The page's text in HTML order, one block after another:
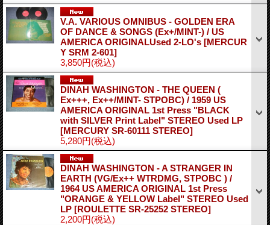
V.A. VARIOUS OMNIBUS - GOLDEN ERA
OF DANCE & SONGS (Ex+/MINT-) / US
AMERICA ORIGINALUsed 2-LO's [MERCUR
Y SRM 2-601]
3,850円(税込)
DINAH WASHINGTON - THE QUEEN (
Ex+++, Ex++/MINT- STPOBC) / 1959 US
AMERICA ORIGINAL 1st Press "BLACK
with SILVER Print Label" STEREO Used LP
[MERCURY SR-60111 STEREO]
5,280円(税込)
DINAH WASHINGTON - A STRANGER IN
EARTH (VG/Ex++ WTRDMG, STPOBC ) /
1964 US AMERICA ORIGINAL 1st Press
"ORANGE & YELLOW Label" STEREO Used
LP [ROULETTE SR-25252 STEREO]
2,200円(税込)